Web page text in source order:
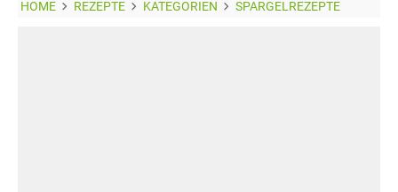
HOME REZEPTE KATEGORIEN SPARGELREZEPTE